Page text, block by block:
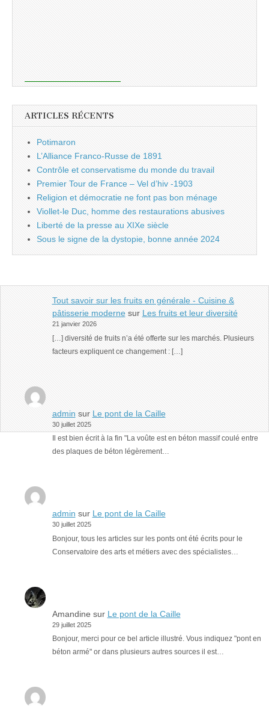
ARTICLES RÉCENTS
Potimaron
L’Alliance Franco-Russe de 1891
Contrôle et conservatisme du monde du travail
Premier Tour de France – Vel d’hiv -1903
Religion et démocratie ne font pas bon ménage
Viollet-le Duc, homme des restaurations abusives
Liberté de la presse au XIXe siècle
Sous le signe de la dystopie, bonne année 2024
Tout savoir sur les fruits en générale - Cuisine &
pâtisserie modernesur Les fruits et leur diversité
21 janvier 2026
[…] diversité de fruits n’a été offerte sur les marchés. Plusieurs
facteurs expliquent ce changement : […]
admin sur Le pont de la Caille
30 juillet 2025
Il est bien écrit à la fin "La voûte est en béton massif coulé entre
des plaques de béton légèrement…
admin sur Le pont de la Caille
30 juillet 2025
Bonjour, tous les articles sur les ponts ont été écrits pour le
Conservatoire des arts et métiers avec des spécialistes…
Amandine sur Le pont de la Caille
29 juillet 2025
Bonjour, merci pour ce bel article illustré. Vous indiquez "pont en
béton armé" or dans plusieurs autres sources il est…